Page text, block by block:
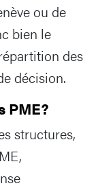
ou de
bien le
des
décision.
PME?
structures,